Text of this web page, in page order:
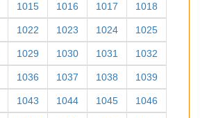
1015 1016 1017 1018
1022 1023 1024 1025
1029 1030 1031 1032
1036 1037 1038 1039
1043 1044 1045 1046